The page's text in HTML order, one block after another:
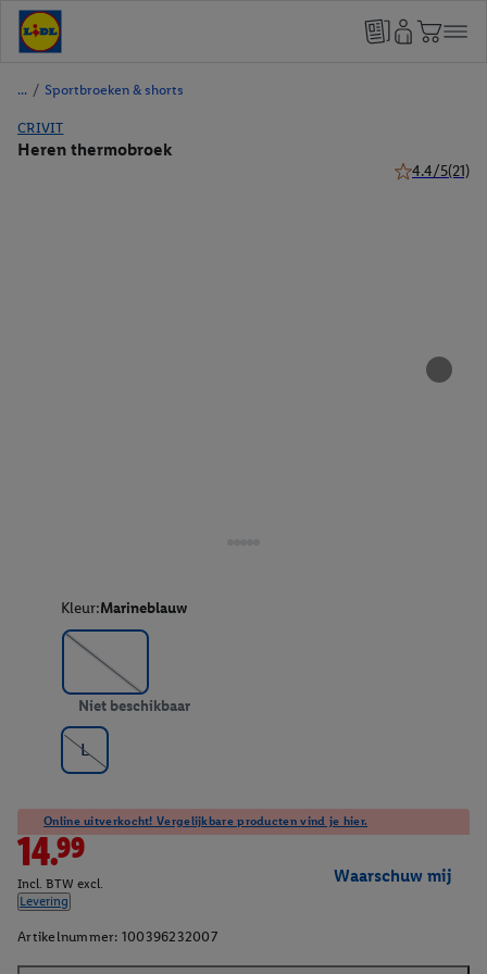
/ Sportbroeken & shorts
CRIVIT
Heren thermobroek
4.4/5(21)
Kleur:Marineblauw
Niet beschikbaar
L
Online uitverkocht! Vergelijkbare producten vind je hier.
14.99
Incl. BTW excl.
Levering
Waarschuw mij
Artikelnummer: 100396232007